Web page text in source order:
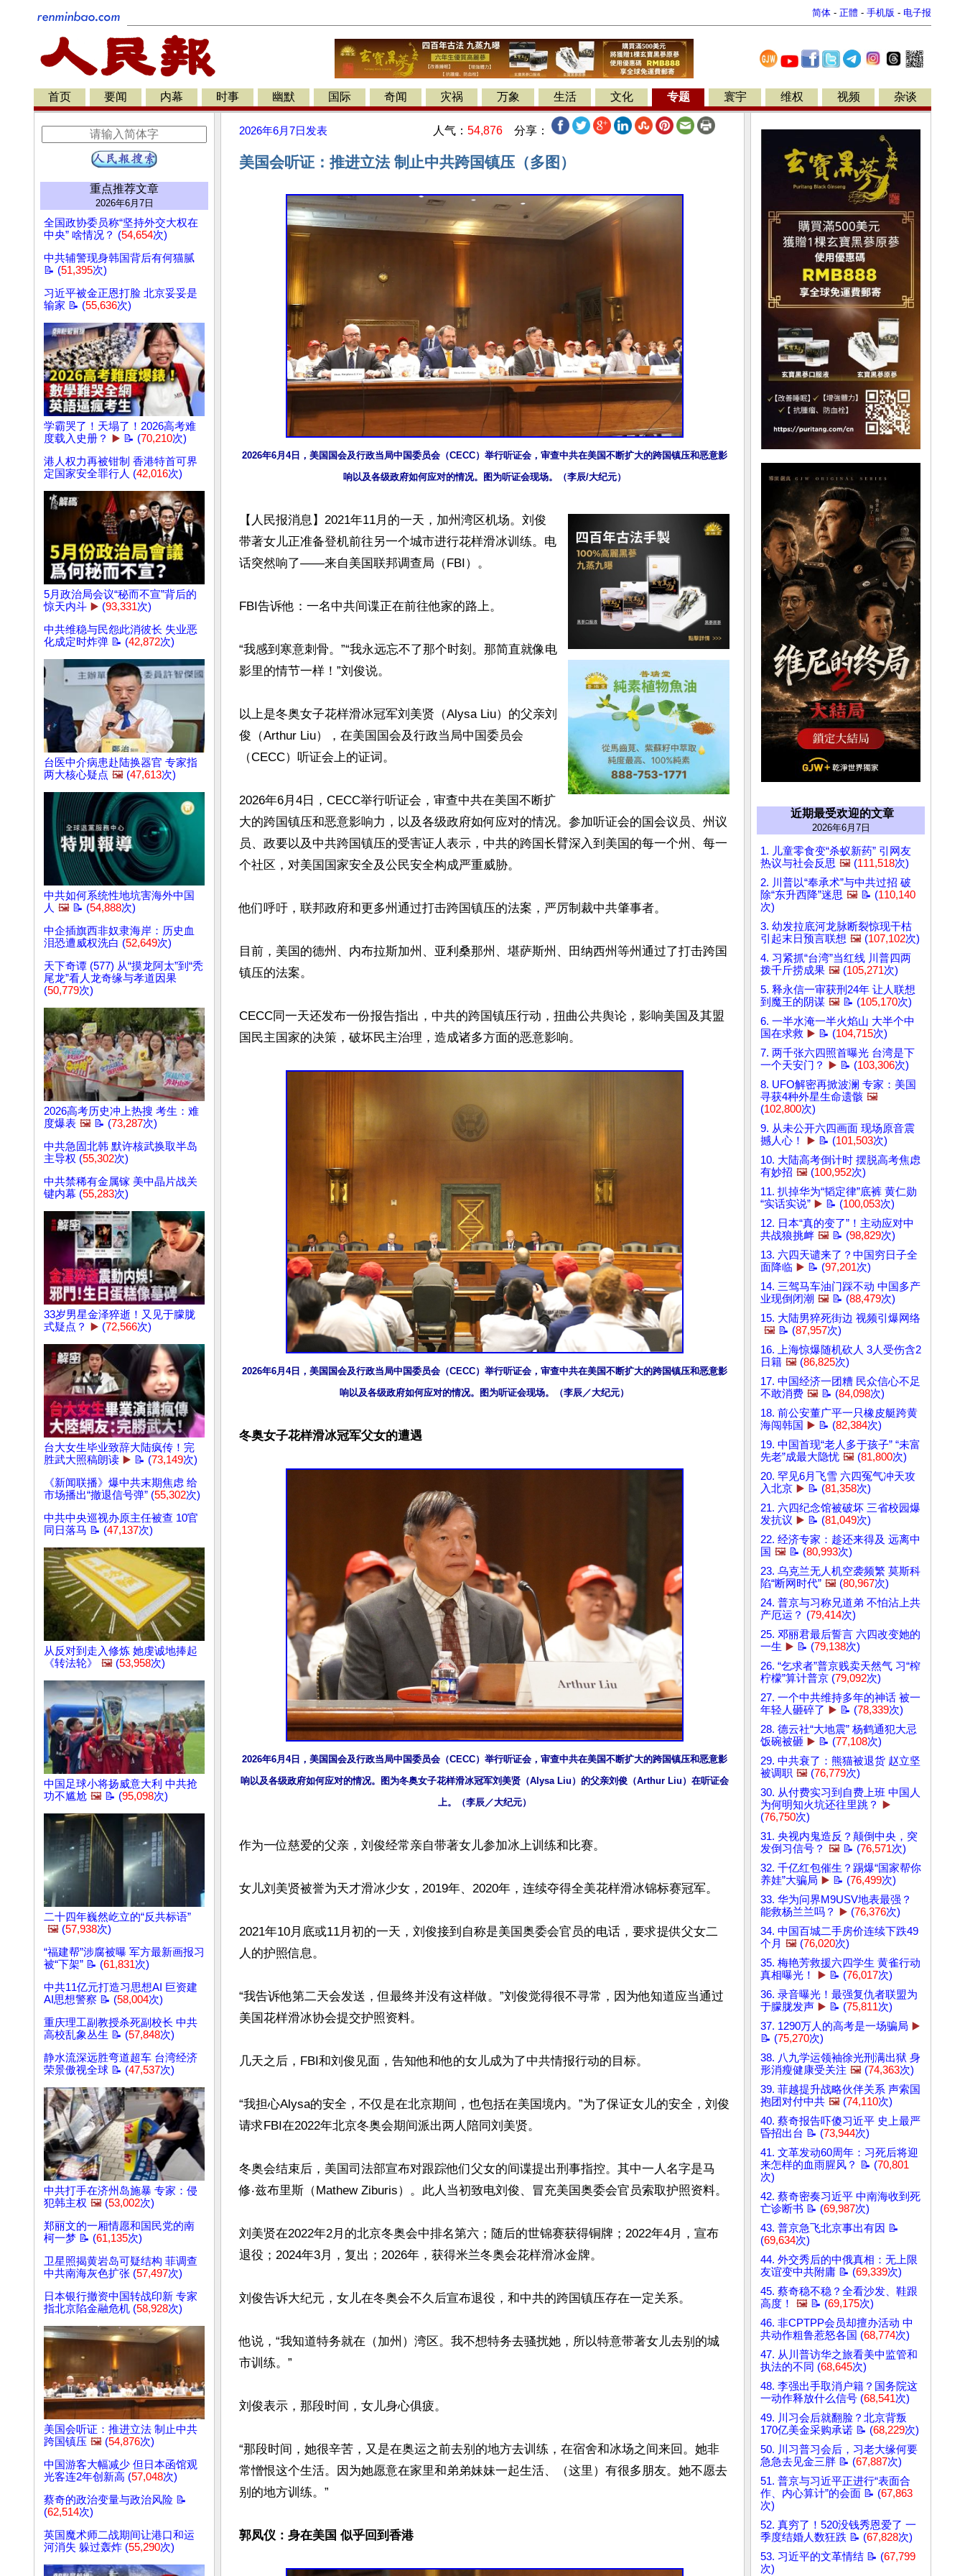
简体 - 正體 - 手机版 - 电子报
首页 要闻 内幕 时事 幽默 国际 奇闻 灾祸 万象 生活 文化 专题 寰宇 维权 视频 杂谈
重点推荐文章
2026年6月7日
全国政协委员称“坚持外交大权在
中央” 啥情况？ (54,654次)
中共辅警现身韩国背后有何猫腻
📝 (51,395次)
习近平被金正恩打脸 北京妥妥是
输家 📝 (55,636次)
学霸哭了！天塌了！2026高考难
度载入史册？
▶️ 📝 (70,210次)
港人权力再被钳制 香港特首可界
定国家安全罪行人 (42,016次)
5月政治局会议“秘而不宣”背后的
惊天内斗 ▶️ (93,331次)
中共维稳与民怨此消彼长 失业恶
化成定时炸弹 📝 (42,872次)
台医中介病患赴陆换器官 专家指
两大核心疑点 🖼️ (47,613次)
中共如何系统性地坑害海外中国
人 🖼️ 📝 (54,888次)
中企插旗西非奴隶海岸：历史血
泪恐遭威权洗白 (52,649次)
天下奇谭 (577) 从“摸龙阿太”到“秃
尾龙”看人龙奇缘与孝道因果
(50,779次)
2026高考历史冲上热搜 考生：难
度爆表 🖼️ 📝 (73,287次)
中共急固北韩 默许核武换取半岛
主导权 (55,302次)
中共禁稀有金属镓 美中晶片战关
键内幕 (55,283次)
33岁男星金泽猝逝！又见于朦胧
式疑点？
▶️ (72,566次)
台大女生毕业致辞大陆疯传！完
胜武大照稿朗读 ▶️ 📝 (73,149次)
《新闻联播》爆中共末期焦虑 给
市场播出“撤退信号弹” (55,302次)
中共中央巡视办原主任被查 10官
同日落马 📝 (47,137次)
从反对到走入修炼 她虔诚地捧起
《转法轮》
🖼️ (53,958次)
中国足球小将扬威意大利 中共抢
功不尴尬 🖼️ 📝 (95,098次)
二十四年巍然屹立的“反共标语”
🖼️ (57,938次)
“福建帮”涉腐被曝 军方最新画报习
被“下架” 📝 (61,831次)
中共11亿元打造习思想AI 巨资建
AI思想警察 📝 (58,004次)
重庆理工副教授杀死副校长 中共
高校乱象丛生 📝 (57,848次)
静水流深远胜弯道超车 台湾经济
荣景傲视全球 📝 (47,537次)
中共打手在济州岛施暴 专家：侵
犯韩主权 🖼️ (53,002次)
郑丽文的一厢情愿和国民党的南
柯一梦 📝 (61,135次)
卫星照揭黄岩岛可疑结构 菲调查
中共南海灰色扩张 (57,497次)
日本银行撤资中国转战印新 专家
指北京陷金融危机 (58,928次)
美国会听证：推进立法 制止中共
跨国镇压 🖼️ (54,876次)
中国游客大幅减少 但日本函馆观
光客连2年创新高 (57,048次)
蔡奇的政治变量与政治风险 📝
(62,514次)
英国魔术师二战期间让港口和运
河消失 躲过轰炸 (55,290次)
2026年6月7日 发表 人气： 54,876 分享：
美国会听证：推进立法 制止中共跨国镇压（多图）
2026年6月4日，美国国会及行政当局中国委员会（CECC）举行听证会，审查中共在美国不断扩大的跨国镇压和恶意影
响以及各级政府如何应对的情况。图为听证会现场。（李辰/大纪元）
【人民报消息】2021年11月的一天，加州湾区机场。刘俊
带著女儿正准备登机前往另一个城市进行花样滑冰训练。电
话突然响了——来自美国联邦调查局（FBI）。
FBI告诉他：一名中共间谍正在前往他家的路上。
“我感到寒意刺骨。”“我永远忘不了那个时刻。那简直就像电
影里的情节一样！”刘俊说。
以上是冬奥女子花样滑冰冠军刘美贤（Alysa Liu）的父亲刘
俊（Arthur Liu），在美国国会及行政当局中国委员会
（CECC）听证会上的证词。
2026年6月4日，CECC举行听证会，审查中共在美国不断扩
大的跨国镇压和恶意影响力，以及各级政府如何应对的情况。参加听证会的国会议员、州议
员、政要以及中共跨国镇压的受害证人表示，中共的跨国长臂深入到美国的每一个州、每一
个社区，对美国国家安全及公民安全构成严重威胁。
他们呼吁，联邦政府和更多州通过打击跨国镇压的法案，严厉制裁中共肇事者。
目前，美国的德州、内布拉斯加州、亚利桑那州、堪萨斯州、田纳西州等州通过了打击跨国
镇压的法案。
CECC同一天还发布一份报告指出，中共的跨国镇压行动，扭曲公共舆论，影响美国及其盟
国民主国家的决策，破坏民主治理，造成诸多方面的恶意影响。
2026年6月4日，美国国会及行政当局中国委员会（CECC）举行听证会，审查中共在美国不断扩大的跨国镇压和恶意影
响以及各级政府如何应对的情况。图为听证会现场。（李辰／大纪元）
冬奥女子花样滑冰冠军父女的遭遇
2026年6月4日，美国国会及行政当局中国委员会（CECC）举行听证会，审查中共在美国不断扩大的跨国镇压和恶意影
响以及各级政府如何应对的情况。图为冬奥女子花样滑冰冠军刘美贤（Alysa Liu）的父亲刘俊（Arthur Liu）在听证会
上。（李辰／大纪元）
作为一位慈爱的父亲，刘俊经常亲自带著女儿参加冰上训练和比赛。
女儿刘美贤被誉为天才滑冰少女，2019年、2020年，连续夺得全美花样滑冰锦标赛冠军。
2021年10月底或11月初的一天，刘俊接到自称是美国奥委会官员的电话，要求提供父女二
人的护照信息。
“我告诉他第二天会发送，但最终并没有这样做。”刘俊觉得很不寻常，因为他知道应当通过
美国花样滑冰协会提交护照资料。
几天之后，FBI和刘俊见面，告知他和他的女儿成为了中共情报行动的目标。
“我担心Alysa的安全，不仅是在北京期间，也包括在美国境内。”为了保证女儿的安全，刘俊
请求FBI在2022年北京冬奥会期间派出两人陪同刘美贤。
冬奥会结束后，美国司法部宣布对跟踪他们父女的间谍提出刑事指控。其中一人名字是马
修‧兹布里斯（Mathew Ziburis）。此人当初致电刘俊、冒充美国奥委会官员索取护照资料。
刘美贤在2022年2月的北京冬奥会中排名第六；随后的世锦赛获得铜牌；2022年4月，宣布
退役；2024年3月，复出；2026年，获得米兰冬奥会花样滑冰金牌。
刘俊告诉大纪元，女儿在冬奥会不久后宣布退役，和中共的跨国镇压存在一定关系。
他说，“我知道特务就在（加州）湾区。我不想特务去骚扰她，所以特意带著女儿去别的城
市训练。”
刘俊表示，那段时间，女儿身心俱疲。
“那段时间，她很辛苦，又是在奥运之前去别的地方去训练，在宿舍和冰场之间来回。她非
常憎恨这个生活。因为她愿意在家里和弟弟妹妹一起生活、（这里）有很多朋友。她不愿去
别的地方训练。”
郭凤仪：身在美国 似乎回到香港
近期最受欢迎的文章
2026年6月7日
1. 儿童零食变“杀蚁新药” 引网友
热议与社会反思 🖼️ (111,518次)
2. 川普以“奉承术”与中共过招 破
除“东升西降”迷思 🖼️ 📝 (110,140
次)
3. 幼发拉底河龙脉断裂惊现干枯
引起末日预言联想 🖼️ (107,102次)
4. 习紧抓“台湾”当红线 川普四两
拨千斤捞成果 🖼️ (105,271次)
5. 释永信一审获刑24年 让人联想
到魔王的阴谋 🖼️ 📝 (105,170次)
6. 一半水淹一半火焰山 大半个中
国在求救 ▶️ 📝 (104,715次)
7. 两千张六四照首曝光 台湾是下
一个天安门？
▶️ 📝 (103,306次)
8. UFO解密再掀波澜 专家：美国
寻获4种外星生命遗骸 🖼️
(102,800次)
9. 从未公开六四画面 现场原音震
撼人心！
▶️ 📝 (101,503次)
10. 大陆高考倒计时 摆脱高考焦虑
有妙招 🖼️ (100,952次)
11. 扒掉华为“韬定律”底裤 黄仁勋
“实话实说” ▶️ 📝 (100,053次)
12. 日本“真的变了”！主动应对中
共战狼挑衅 🖼️ 📝 (98,829次)
13. 六四天谴来了？中国穷日子全
面降临 ▶️ 📝 (97,201次)
14. 三驾马车油门踩不动 中国多产
业现倒闭潮 🖼️ 📝 (88,479次)
15. 大陆男猝死街边 视频引爆网络
🖼️ 📝 (87,957次)
16. 上海惊爆随机砍人 3人受伤含2
日籍 🖼️ (86,825次)
17. 中国经济一团糟 民众信心不足
不敢消费 🖼️ 📝 (84,098次)
18. 前公安董广平一只橡皮艇跨黄
海闯韩国 ▶️ 📝 (82,384次)
19. 中国首现“老人多于孩子” “未富
先老”成最大隐忧 🖼️ (81,800次)
20. 罕见6月飞雪 六四冤气冲天攻
入北京 ▶️ 📝 (81,358次)
21. 六四纪念馆被破坏 三省校园爆
发抗议 ▶️ 📝 (81,049次)
22. 经济专家：趁还来得及 远离中
国 🖼️ 📝 (80,993次)
23. 乌克兰无人机空袭频繁 莫斯科
陷“断网时代” 🖼️ (80,967次)
24. 普京与习称兄道弟 不怕沾上共
产厄运？ (79,414次)
25. 邓丽君最后誓言 六四改变她的
一生 ▶️ 📝 (79,138次)
26. “乞求者”普京贱卖天然气 习“榨
柠檬”算计普京 (79,092次)
27. 一个中共维持多年的神话 被一
年轻人砸碎了 ▶️ 📝 (78,339次)
28. 德云社“大地震” 杨鹤通犯大忌
饭碗被砸 ▶️ 📝 (77,108次)
29. 中共衰了：熊猫被退货 赵立坚
被调职 🖼️ (76,779次)
30. 从付费实习到自费上班 中国人
为何明知火坑还往里跳？
▶️
(76,750次)
31. 央视内鬼造反？颠倒中央，突
发倒习信号？ 🖼️ 📝 (76,571次)
32. 千亿红包催生？踢爆“国家帮你
养娃”大骗局 ▶️ 📝 (76,499次)
33. 华为问界M9USV地表最强？
能救杨兰兰吗？
▶️ (76,376次)
34. 中国百城二手房价连续下跌49
个月 🖼️ (76,020次)
35. 梅艳芳救援六四学生 黄雀行动
真相曝光！
▶️ 📝 (76,017次)
36. 录音曝光！最强复仇者联盟为
于朦胧发声 ▶️ 📝 (75,811次)
37. 1290万人的高考是一场骗局 ▶️
📝 (75,270次)
38. 八九学运领袖徐光刑满出狱 身
形消瘦健康受关注 🖼️ (74,363次)
39. 菲越提升战略伙伴关系 声索国
抱团对付中共 🖼️ (74,110次)
40. 蔡奇报告吓傻习近平 史上最严
昏招出台 📝 (73,944次)
41. 文革发动60周年：习死后将迎
来怎样的血雨腥风？ 📝 (70,801
次)
42. 蔡奇密奏习近平 中南海收到死
亡诊断书 📝 (69,987次)
43. 普京急飞北京事出有因 📝
(69,634次)
44. 外交秀后的中俄真相：无上限
友谊变中共附庸 📝 (69,339次)
45. 蔡奇稳不稳？全看沙发、鞋跟
高度！
🖼️ 📝 (69,175次)
46. 非CPTPP会员却擅办活动 中
共动作粗鲁惹怒各国 (68,774次)
47. 从川普访华之旅看美中监管和
执法的不同 (68,645次)
48. 李强出手取消户籍？国务院这
一动作释放什么信号 (68,541次)
49. 川习会后就翻脸？北京背叛
170亿美金采购承诺 📝 (68,229次)
50. 川习普习会后，习老大缘何要
急急去见金三胖 📝 (67,887次)
51. 普京与习近平正进行“表面合
作、内心算计”的会面 📝 (67,863
次)
52. 真穷了！520没钱秀恩爱了 一
季度结婚人数狂跌 📝 (67,828次)
53. 习近平的文革情结 📝 (67,799
次)